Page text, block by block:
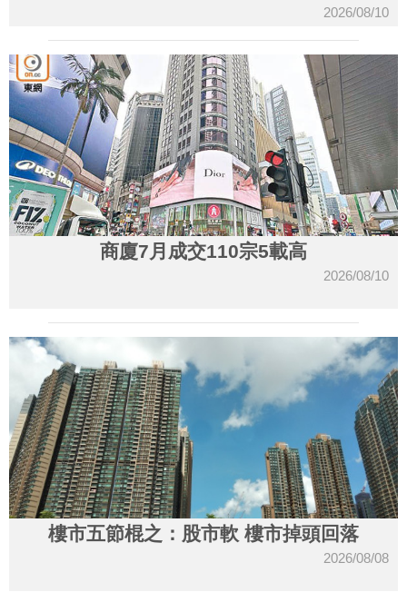
2026/08/10
商廈7月成交110宗5載高
2026/08/10
樓市五節棍之：股市軟 樓市掉頭回落
2026/08/08